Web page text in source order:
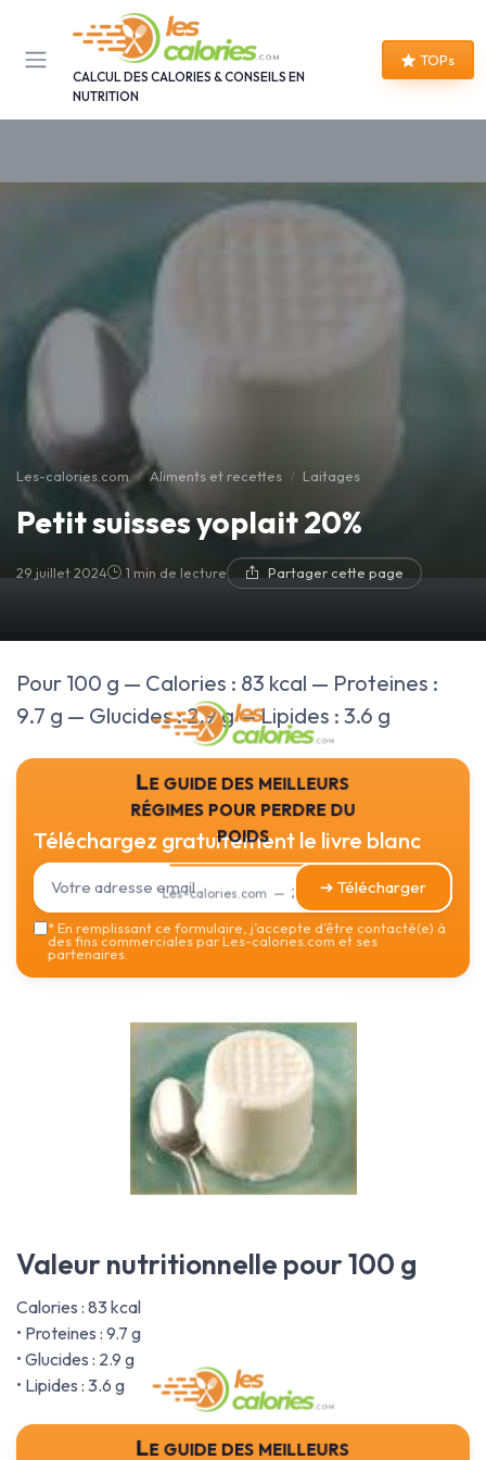
CALCUL DES CALORIES & CONSEILS EN
NUTRITION
TOPs
Les-calories.com Aliments et recettes Laitages
Petit suisses yoplait 20%
29 juillet 2024 1 min de lecture Partager cette page
Pour 100 g — Calories : 83 kcal — Proteines :
9.7 g — Glucides : 2.9 g — Lipides : 3.6 g
Le guide des meilleurs
régimes pour perdre du
poids
Les-calories.com — 2026
Téléchargez gratuitement le livre blanc
➔ Télécharger
*En remplissant ce formulaire, j’accepte d’être contacté(e) à
des fins commerciales par Les-calories.com et ses
partenaires.
Valeur nutritionnelle pour 100 g
Calories : 83 kcal
• Proteines : 9.7 g
• Glucides : 2.9 g
• Lipides : 3.6 g
Le guide des meilleurs
Panneau de gestion des cookies